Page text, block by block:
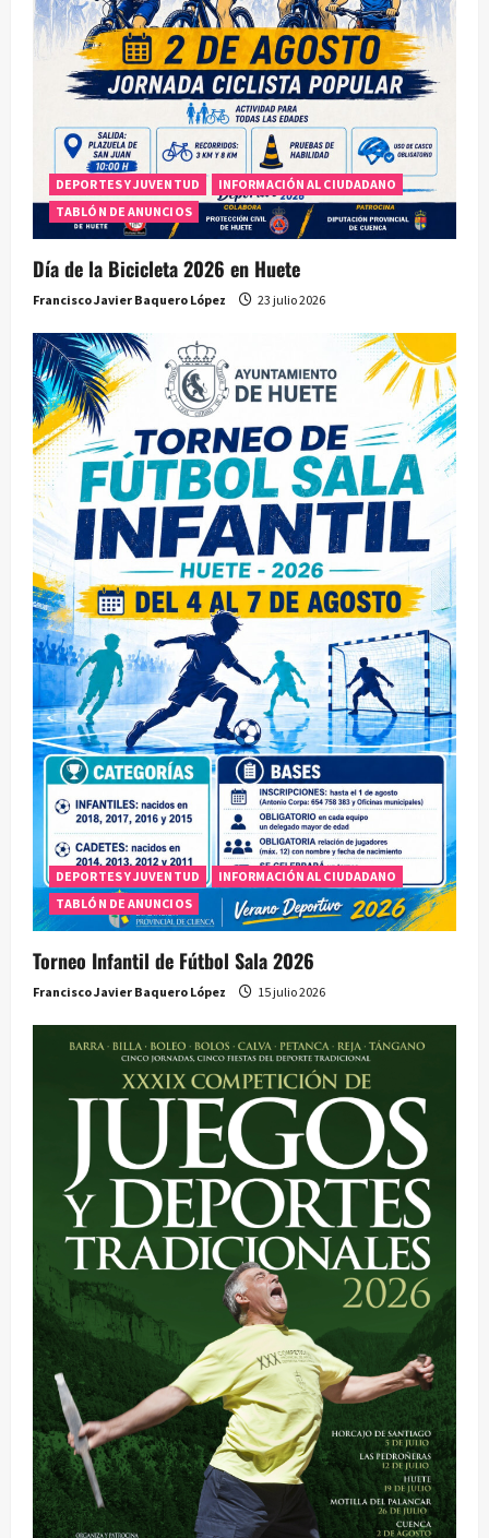
t
a
s
DEPORTES Y JUVENTUD
INFORMACIÓN AL CIUDADANO
TABLÓN DE ANUNCIOS
Día de la Bicicleta 2026 en Huete
Francisco Javier Baquero López 23 julio 2026
DEPORTES Y JUVENTUD
INFORMACIÓN AL CIUDADANO
TABLÓN DE ANUNCIOS
Torneo Infantil de Fútbol Sala 2026
Francisco Javier Baquero López 15 julio 2026